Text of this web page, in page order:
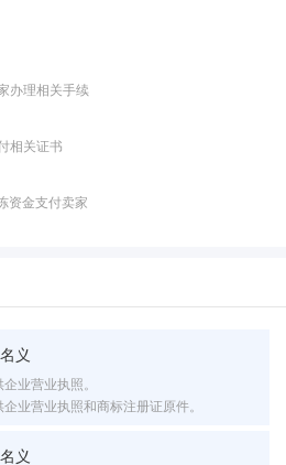
办理相关手续
相关证书
资金支付卖家
义
业营业执照。
业营业执照和商标注册证原件。
义